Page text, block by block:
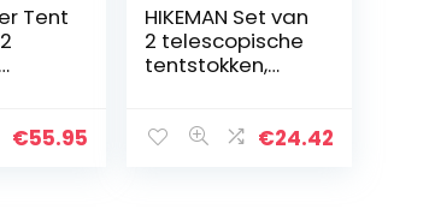
Tent
€55.95
HIKEMAN Set van
2 telescopische
tentstokken,
voor tent, tarps,
€24.42